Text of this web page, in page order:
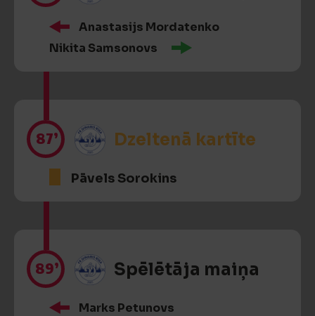
Anastasijs Mordatenko
Nikita Samsonovs
87’ Dzeltenā kartīte
Pāvels Sorokins
89’ Spēlētāja maiņa
Marks Petunovs